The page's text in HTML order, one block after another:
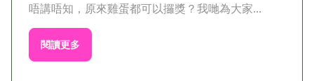
唔講唔知，原來雞蛋都可以攞獎？我哋為大家...
閱讀更多